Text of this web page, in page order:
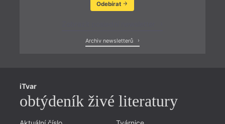
Odebírat
Archiv newsletterů
iTvar
obtýdeník živé literatury